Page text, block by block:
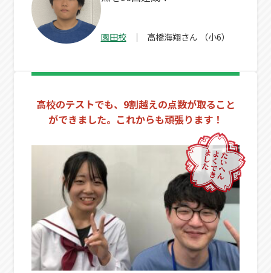
園田校 高橋海翔さん （小6）
高校のテストでも、9割越えの点数が取ること
ができました。これからも頑張ります！